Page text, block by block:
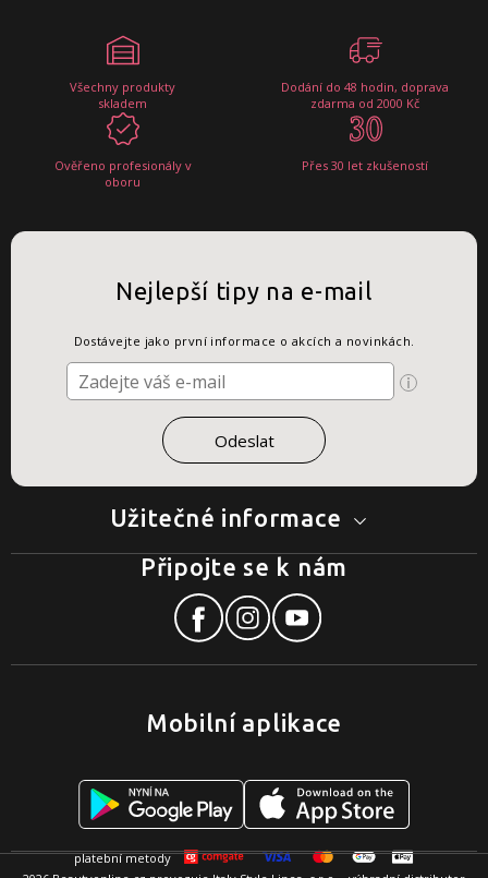
Všechny produkty
skladem
Dodání do 48 hodin, doprava
zdarma od 2000 Kč
Ověřeno profesionály v
oboru
Přes 30 let zkušeností
Užitečné informace
Nejlepší tipy na e-mail
Dostávejte jako první informace o akcích a novinkách.
Mobilní aplikace
Připojte se k nám